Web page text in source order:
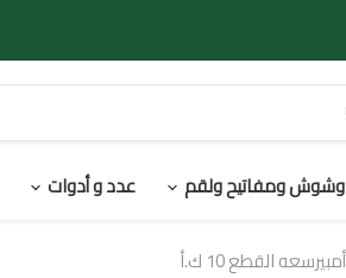
وشوش ومفاتيح ولقم عدد و أدوات